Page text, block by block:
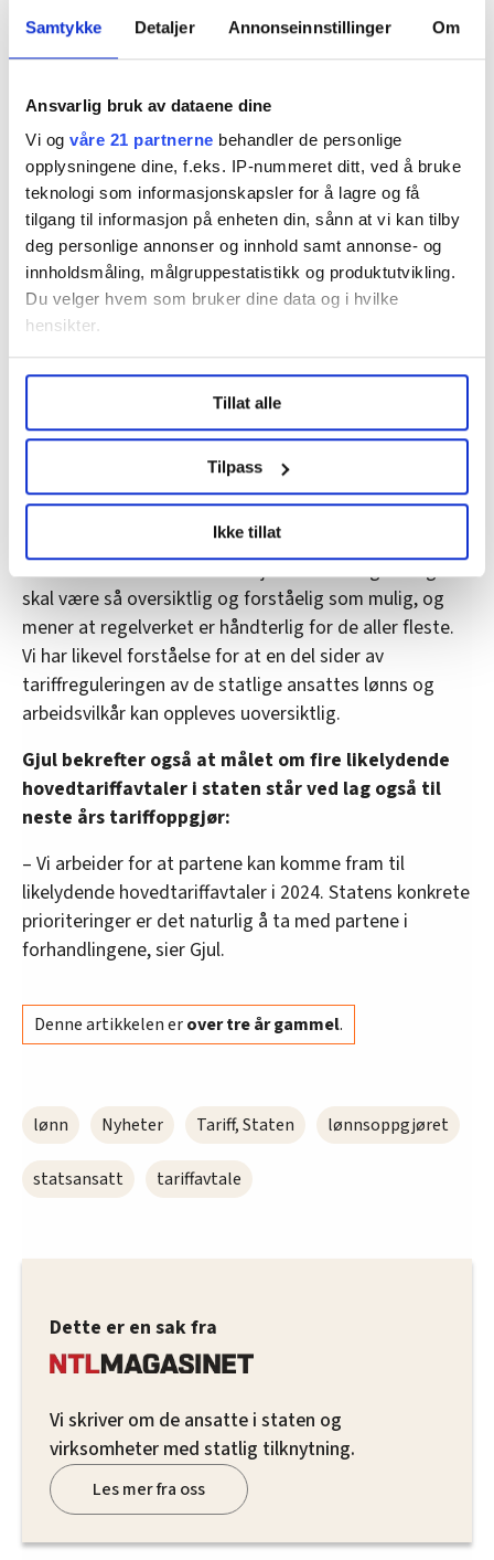
Samtykke Detaljer Annonseinnstillinger Om
Ansvarlig bruk av dataene dine
Vi og våre 21 partnerne behandler de personlige
opplysningene dine, f.eks. IP-nummeret ditt, ved å bruke
teknologi som informasjonskapsler for å lagre og få
tilgang til informasjon på enheten din, sånn at vi kan tilby
deg personlige annonser og innhold samt annonse- og
innholdsmåling, målgruppestatistikk og produktutvikling.
Du velger hvem som bruker dine data og i hvilke
hensikter.
Undermer infokan du lese om hvordan dine personlige
data behandles og hvordan du kan velge hvordan de skal
brukes. Du kan hele tiden endre eller trekke tilbake ditt
samtykke fra erklæringen om informasjonskapsler.
LO Medias publikasjoner frifagbevegelse.no, hk-nytt.no
og fontene.no bruker informasjonskapsler (cookies) for å
lære hvordan våre nettsider blir brukt slik at vi tilby
relevant innhold, tilpassede annonser og utarbeide
statistikk.
Vi deler bare informasjon om hvordan du bruker
innenfor analyse og annonsering. Disse er angitt i
oversikten lengre ned på denne siden.
Tillat alle
Tilpass
Ikke tillat
Statssekretær Gunn Karin Gjul har ikke noe imot at
arbeidsgivere lokalt skyter til midler i pottene.
Ole Palmstrøm
Dalen mener tariffsituasjonen i staten har blitt veldig
uoversiktlig nå, og Gjul poengterer at både
departementet og Direktoratet for forvaltning og
økonomistyring (DFØ) jobber daglig med å gjøre
regelverket mest mulig forståelig. Hun viser også til at
organisasjonene gjør en svært viktig jobb med å
veilede og kurse sine medlemmer.
– Staten har alltid som ambisjon at tariffreguleringer
skal være så oversiktlig og forståelig som mulig, og
mener at regelverket er håndterlig for de aller fleste.
Vi har likevel forståelse for at en del sider av
tariffreguleringen av de statlige ansattes lønns og
arbeidsvilkår kan oppleves uoversiktlig.
Gjul bekrefter også at målet om fire likelydende
hovedtariffavtaler i staten står ved lag også til
neste års tariffoppgjør:
– Vi arbeider for at partene kan komme fram til
likelydende hovedtariffavtaler i 2024. Statens konkrete
prioriteringer er det naturlig å ta med partene i
forhandlingene, sier Gjul.
Denne artikkelen erover tre år gammel.
lønn Nyheter Tariff, Staten lønnsoppgjøret
statsansatt tariffavtale
Dette er en sak fra
Vi skriver om de ansatte i staten og
virksomheter med statlig tilknytning.
Les mer fra oss